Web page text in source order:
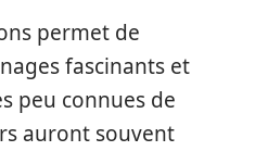
permet de
fascinants et
peu connues de
auront souvent